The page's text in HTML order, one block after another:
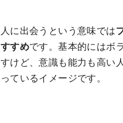
人に出会うという意味では
すすめです。基本的にはボ
すけど、意識も能力も高い
っているイメージです。